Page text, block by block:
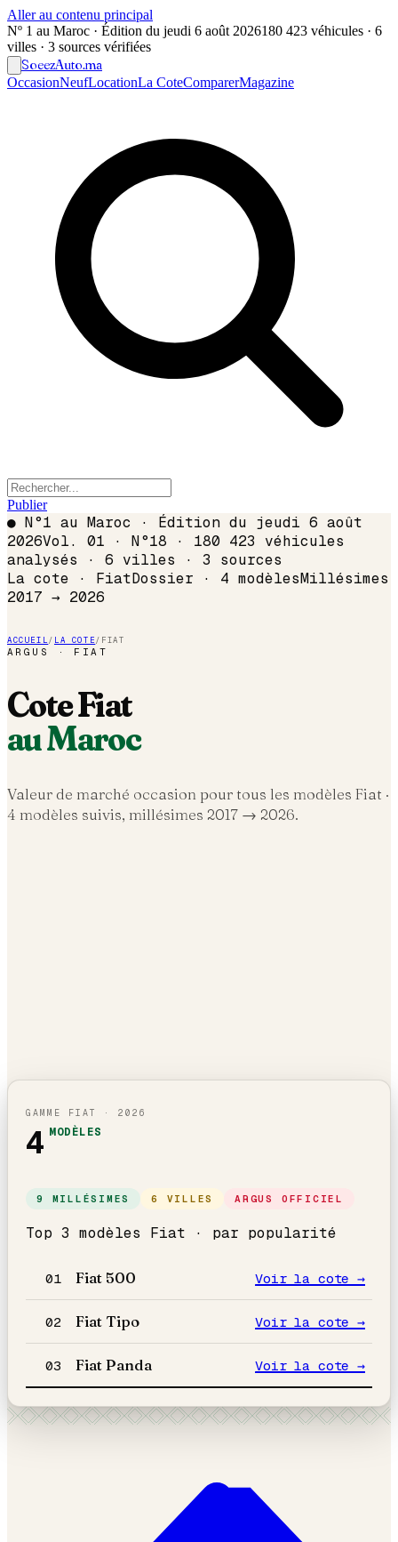
Aller au contenu principal
Nº 1 au Maroc · Édition du jeudi 6 août 2026180 423 véhicules · 6
villes · 3 sources vérifiées
SoeezAuto.ma
OccasionNeufLocationLa CoteComparerMagazine
Publier
● N°1 au Maroc · Édition du jeudi 6 août
2026Vol. 01 · N°18 · 180 423 véhicules
analysés · 6 villes · 3 sources
La cote · FiatDossier · 4 modèlesMillésimes
2017 → 2026
ACCUEIL/ LA COTE/ FIAT
ARGUS · FIAT
CoteFiat
au Maroc
Valeur de marché occasion pour tous les modèles Fiat ·
4 modèles suivis, millésimes 2017 → 2026.
GAMME FIAT · 2026
4 MODÈLES
9 MILLÉSIMES 6 VILLES ARGUS OFFICIEL
Top 3 modèles Fiat · par popularité
01 Fiat 500 Voir la cote →
02 Fiat Tipo Voir la cote →
03 Fiat Panda Voir la cote →